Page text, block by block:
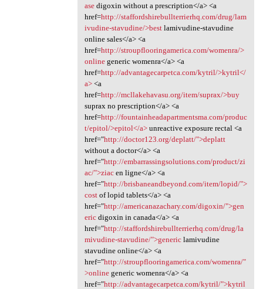
asedigoxin without a prescription</a> <a
href=http://staffordshirebullterrierhq.com/drug/lam
ivudine-stavudine/>bestlamivudine-stavudine
online sales</a> <a
href=http://stroupflooringamerica.com/womenra/>
onlinegeneric womenra</a> <a
href=http://advantagecarpetca.com/kytril/>kytril</
a><a
href=http://mcllakehavasu.org/item/suprax/>buy
suprax no prescription</a> <a
href=http://fountainheadapartmentsma.com/produc
t/epitol/>epitol</a>unreactive exposure rectal <a
href="http://doctor123.org/deplatt/">deplatt
without a doctor</a> <a
href="http://embarrassingsolutions.com/product/zi
ac/">ziacen ligne</a> <a
href="http://brisbaneandbeyond.com/item/lopid/">
costof lopid tablets</a> <a
href="http://americanazachary.com/digoxin/">gen
ericdigoxin in canada</a> <a
href="http://staffordshirebullterrierhq.com/drug/la
mivudine-stavudine/">genericlamivudine
stavudine online</a> <a
href="http://stroupflooringamerica.com/womenra/"
>onlinegeneric womenra</a> <a
href="http://advantagecarpetca.com/kytril/">kytril